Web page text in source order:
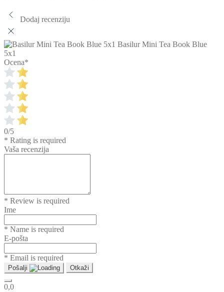
Dodaj recenziju
Basilur Mini Tea Book Blue
5x1
Ocena*
0/5
* Rating is required
Vaša recenzija
* Review is required
Ime
* Name is required
E-pošta
* Email is required
Pošalji Otkaži
0,0